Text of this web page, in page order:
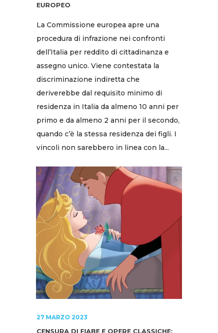
EUROPEO
La Commissione europea apre una
procedura di infrazione nei confronti
dell’Italia per reddito di cittadinanza e
assegno unico. Viene contestata la
discriminazione indiretta che
deriverebbe dal requisito minimo di
residenza in Italia da almeno 10 anni per
primo e da almeno 2 anni per il secondo,
quando c’è la stessa residenza dei figli. I
vincoli non sarebbero in linea con la...
27 MARZO 2023
CENSURA DI FIABE E OPERE CLASSICHE: